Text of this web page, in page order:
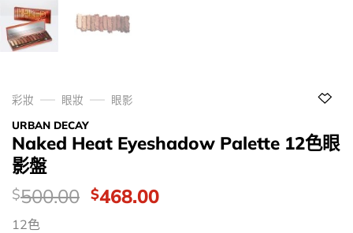
彩妝 眼妝
眼影
URBAN DECAY
Naked Heat Eyeshadow Palette 12色眼
影盤
價
錢：
$500.00 Original
$468.00Current
12色